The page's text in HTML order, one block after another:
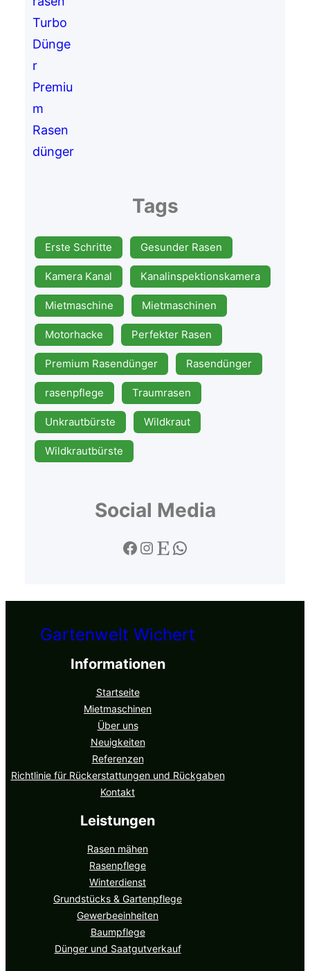
Tags
Erste Schritte Gesunder Rasen
Kamera Kanal Kanalinspektionskamera
Mietmaschine Mietmaschinen
Motorhacke Perfekter Rasen
Premium Rasendünger Rasendünger
rasenpflege Traumrasen
Unkrautbürste Wildkraut
Wildkrautbürste
Social Media
Gartenwelt Wichert
Informationen
Startseite
Mietmaschinen
Über uns
Neuigkeiten
Referenzen
Richtlinie für Rückerstattungen und Rückgaben
Kontakt
Leistungen
Rasen mähen
Rasenpflege
Winterdienst
Grundstücks & Gartenpflege
Gewerbeeinheiten
Baumpflege
Dünger und Saatgutverkauf